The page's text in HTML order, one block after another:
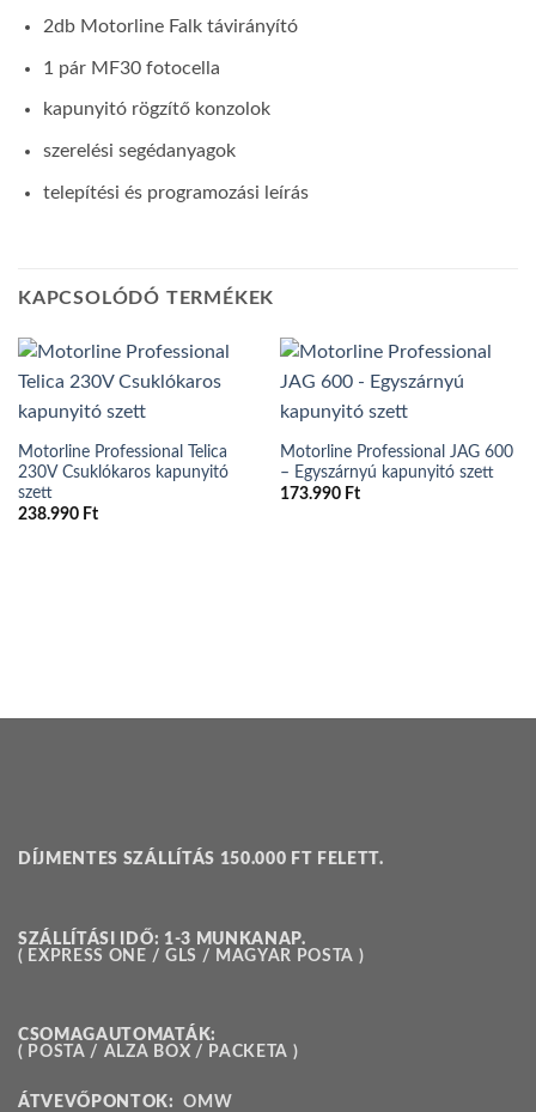
2db Motorline Falk távirányító
1 pár MF30 fotocella
kapunyitó rögzítő konzolok
szerelési segédanyagok
telepítési és programozási leírás
KAPCSOLÓDÓ TERMÉKEK
Motorline Professional Telica
230V Csuklókaros kapunyitó
szett
238.990 Ft
Motorline Professional JAG 600
– Egyszárnyú kapunyitó szett
173.990 Ft
DÍJMENTES SZÁLLÍTÁS 150.000 FT FELETT.
SZÁLLÍTÁSI IDŐ: 1-3 MUNKANAP.
( EXPRESS ONE / GLS / MAGYAR POSTA )
CSOMAGAUTOMATÁK:
( POSTA / ALZA BOX / PACKETA )
ÁTVEVŐPONTOK:OMW